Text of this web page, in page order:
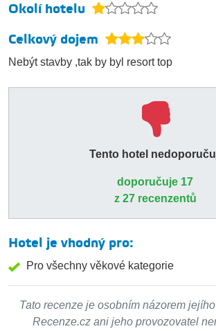
Okolí hotelu
Celkový dojem
Nebýt stavby ,tak by byl resort top
Tento hotel
doporučuje 17
z 27 recenzentů
Hotel je vhodný pro:
Pro všechny věkové kategorie
Tato recenze je osobním názorem
Recenze.cz ani jeho provozovatel